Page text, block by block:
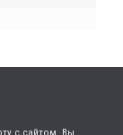
с сайтом, Вы